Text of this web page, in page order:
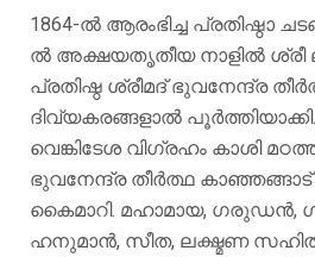
1864-ൽ ആരംഭിച്ച പ്രതിഷ്ഠാ
ൽ അക്ഷയതൃതീയ നാളിൽ ശ്രീ
പ്രതിഷ്ഠ ശ്രീമദ് ഭുവനേന്ദ്ര
ദിവ്യകരങ്ങളാൽ പൂർത്തിയാക്കി.
വെങ്കിടേശ വിഗ്രഹം കാശി
ഭുവനേന്ദ്ര തീർത്ഥ
കൈമാറി. മഹാമായ, ഗരുഡൻ,
ഹനുമാൻ, സീത, ലക്ഷ്മണ